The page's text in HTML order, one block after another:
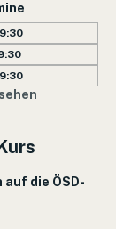
die ÖSD-